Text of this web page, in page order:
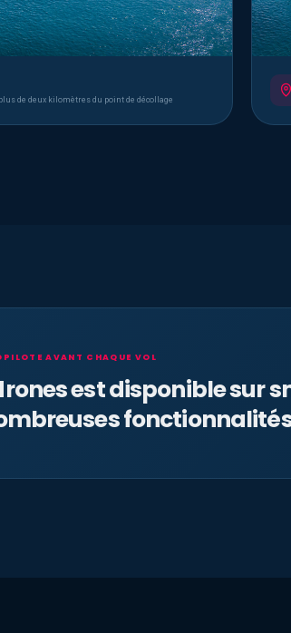
de deux kilomètres du point de décollage
AVANT CHAQUE VOL
est disponible sur